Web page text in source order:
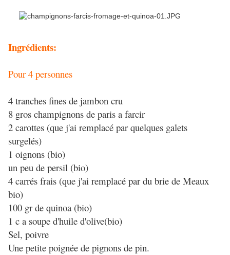
Ingrédients:
Pour 4 personnes
4 tranches fines de jambon cru
8 gros champignons de paris a farcir
2 carottes (que j'ai remplacé par quelques galets
surgelés)
1 oignons (bio)
un peu de persil (bio)
4 carrés frais (que j'ai remplacé par du brie de Meaux
bio)
100 gr de quinoa (bio)
1 c a soupe d'huile d'olive(bio)
Sel, poivre
Une petite poignée de pignons de pin.